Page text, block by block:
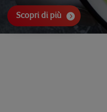
Scopri di più